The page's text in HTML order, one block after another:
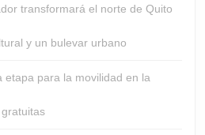
transformará el norte de Quito
y un bulevar urbano
etapa para la movilidad en la